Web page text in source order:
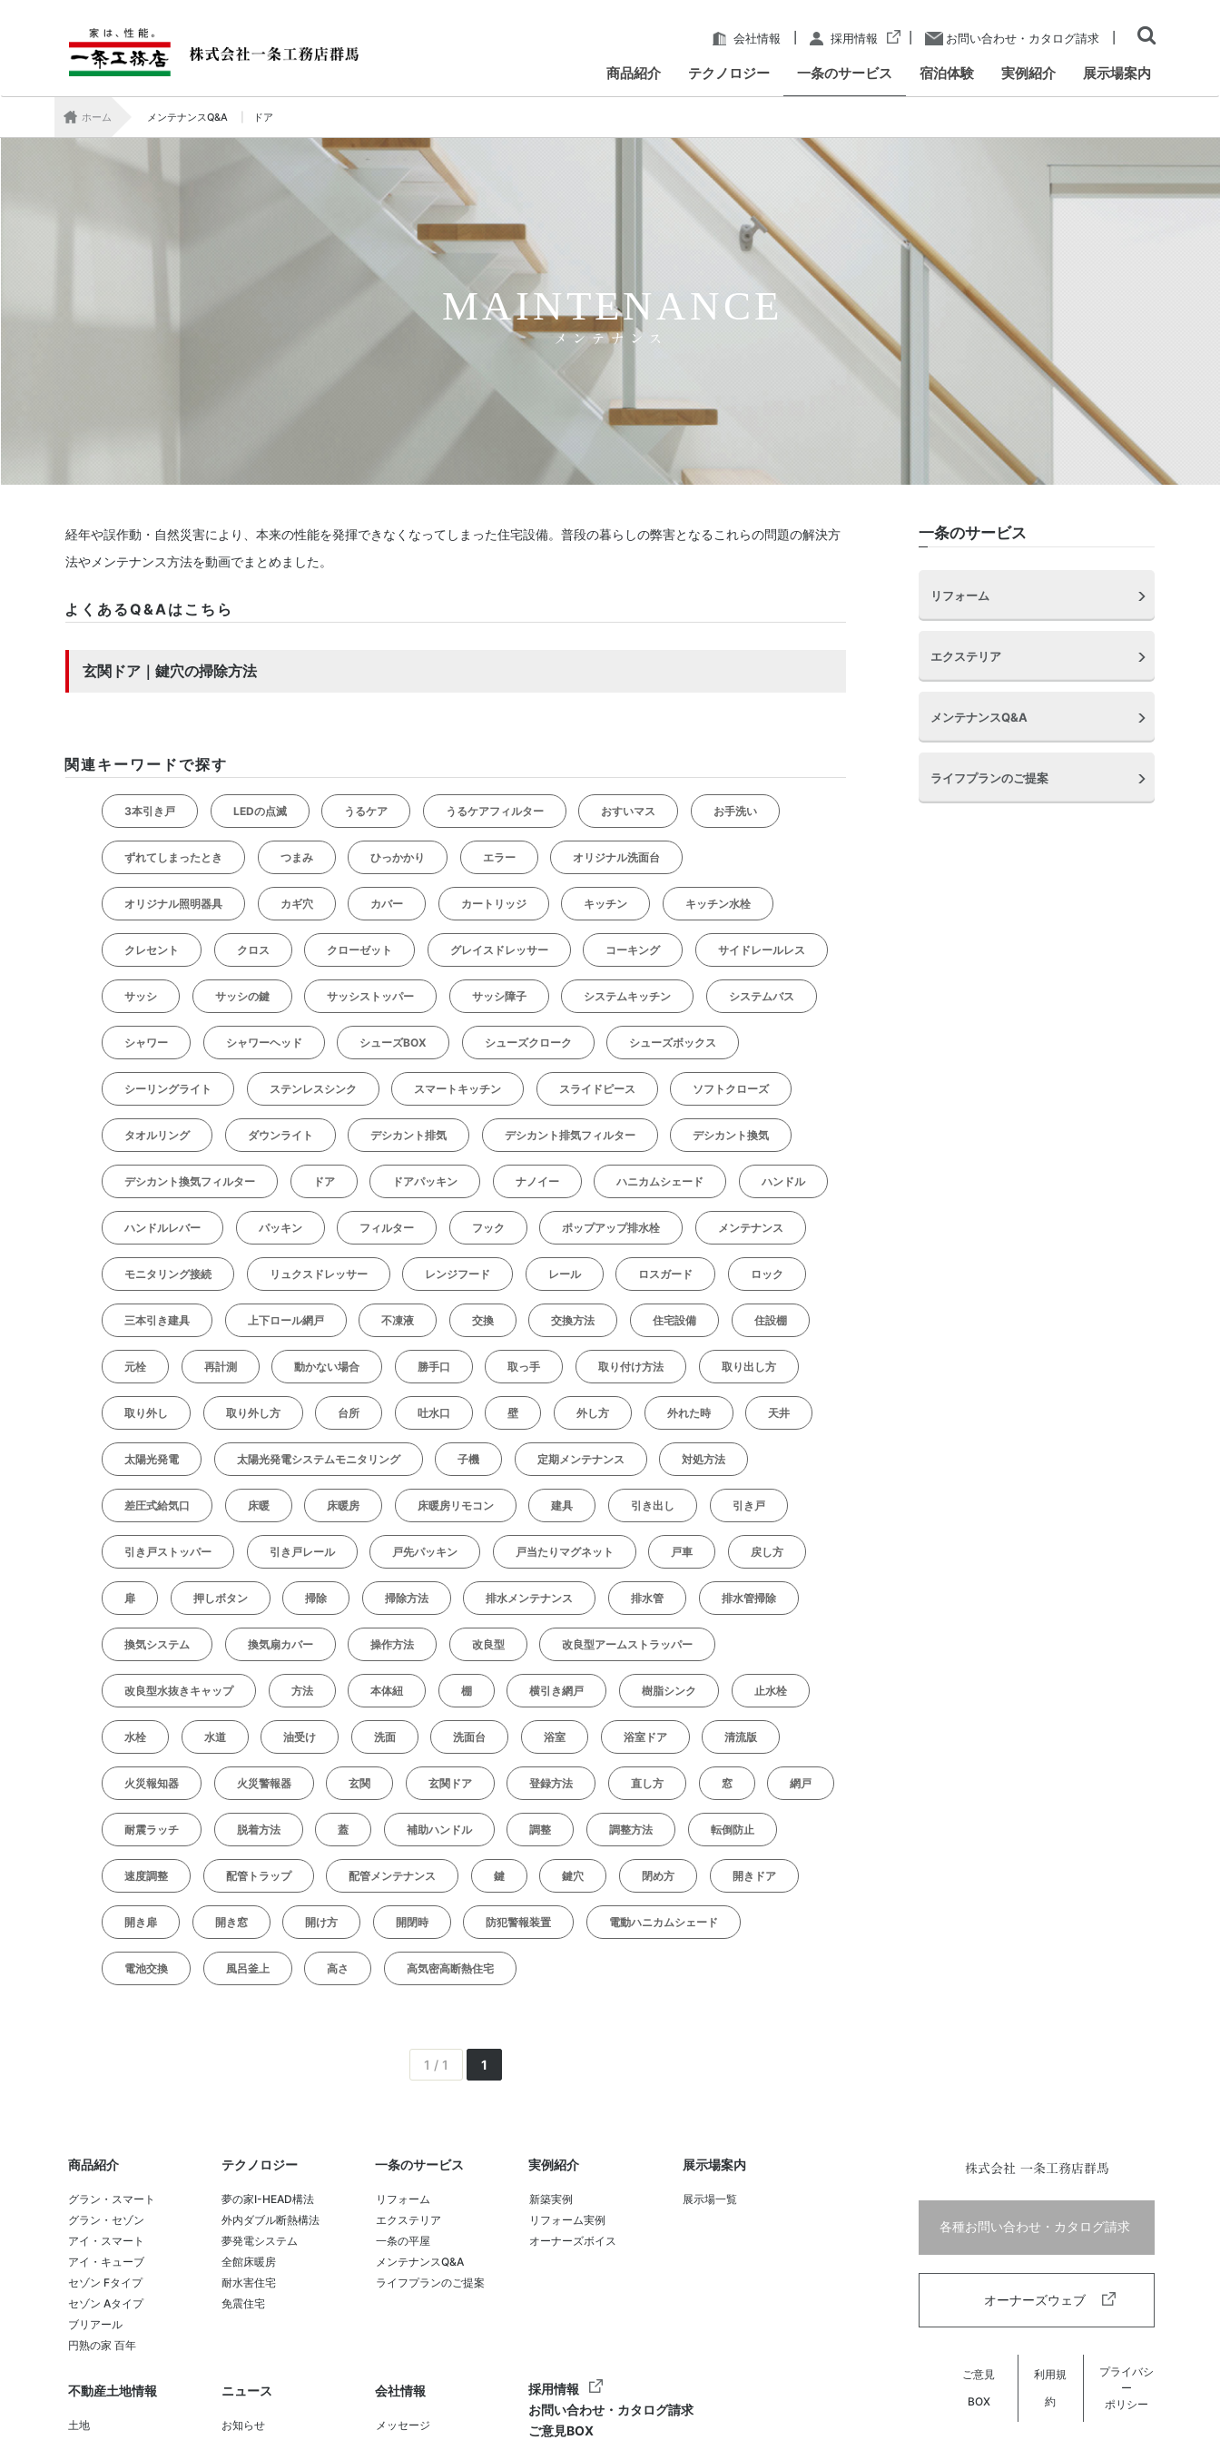
会社情報 採用情報 お問い合わせ・カタログ請求
商品紹介 テクノロジー 一条のサービス 宿泊体験 実例紹介 展示場案内
ホーム メンテナンスQ&A ドア
MAINTENANCE
メンテナンス
経年や誤作動・自然災害により、本来の性能を発揮できなくなってしまった住宅設備。普段の暮らしの弊害となるこれらの問題の解決方
法やメンテナンス方法を動画でまとめました。
よくあるQ&Aはこちら
玄関ドア｜鍵穴の掃除方法
関連キーワードで探す
3本引き戸 LEDの点滅 うるケア うるケアフィルター おすいマス お手洗い
ずれてしまったとき つまみ ひっかかり エラー オリジナル洗面台
オリジナル照明器具 カギ穴 カバー カートリッジ キッチン キッチン水栓
クレセント クロス クローゼット グレイスドレッサー コーキング サイドレールレス
サッシ サッシの鍵 サッシストッパー サッシ障子 システムキッチン システムバス
シャワー シャワーヘッド シューズBOX シューズクローク シューズボックス
シーリングライト ステンレスシンク スマートキッチン スライドピース ソフトクローズ
タオルリング ダウンライト デシカント排気 デシカント排気フィルター デシカント換気
デシカント換気フィルター ドア ドアパッキン ナノイー ハニカムシェード ハンドル
ハンドルレバー パッキン フィルター フック ポップアップ排水栓 メンテナンス
モニタリング接続 リュクスドレッサー レンジフード レール ロスガード ロック
三本引き建具 上下ロール網戸 不凍液 交換 交換方法 住宅設備 住設棚
元栓 再計測 動かない場合 勝手口 取っ手 取り付け方法 取り出し方
取り外し 取り外し方 台所 吐水口 壁 外し方 外れた時 天井
太陽光発電 太陽光発電システムモニタリング 子機 定期メンテナンス 対処方法
差圧式給気口 床暖 床暖房 床暖房リモコン 建具 引き出し 引き戸
引き戸ストッパー 引き戸レール 戸先パッキン 戸当たりマグネット 戸車 戻し方
扉 押しボタン 掃除 掃除方法 排水メンテナンス 排水管 排水管掃除
換気システム 換気扇カバー 操作方法 改良型 改良型アームストラッパー
改良型水抜きキャップ 方法 本体紐 棚 横引き網戸 樹脂シンク 止水栓
水栓 水道 油受け 洗面 洗面台 浴室 浴室ドア 清流版
火災報知器 火災警報器 玄関 玄関ドア 登録方法 直し方 窓 網戸
耐震ラッチ 脱着方法 蓋 補助ハンドル 調整 調整方法 転倒防止
速度調整 配管トラップ 配管メンテナンス 鍵 鍵穴 閉め方 開きドア
開き扉 開き窓 開け方 開閉時 防犯警報装置 電動ハニカムシェード
電池交換 風呂釜上 高さ 高気密高断熱住宅
1 / 1 1
一条のサービス
リフォーム
エクステリア
メンテナンスQ&A
ライフプランのご提案
商品紹介
グラン・スマート
グラン・セゾン
アイ・スマート
アイ・キューブ
セゾン Fタイプ
セゾン Aタイプ
ブリアール
円熟の家 百年
テクノロジー
夢の家I-HEAD構法
外内ダブル断熱構法
夢発電システム
全館床暖房
耐水害住宅
免震住宅
一条のサービス
リフォーム
エクステリア
一条の平屋
メンテナンスQ&A
ライフプランのご提案
実例紹介
新築実例
リフォーム実例
オーナーズボイス
展示場案内
展示場一覧
不動産土地情報
土地
ニュース
お知らせ
会社情報
メッセージ
採用情報
お問い合わせ・カタログ請求
ご意見BOX
株式会社 一条工務店群馬
各種お問い合わせ・カタログ請求
オーナーズウェブ
ご意見
BOX
利用規
約
プライバシ
ー
ポリシー